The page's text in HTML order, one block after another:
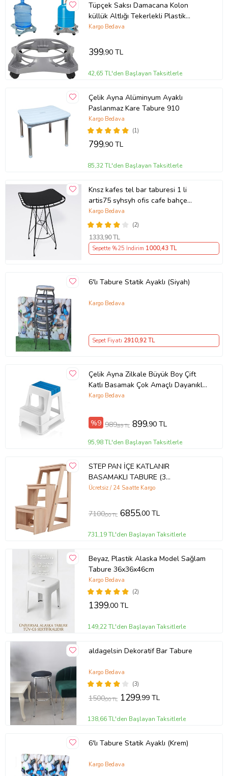
Tüpçek Saksı Damacana Kolon
küllük Altlığı Tekerlekli Plastik
Tüpçek-5663
Kargo Bedava
399,90 TL
42,65 TL'den Başlayan Taksitlerle
Çelik Ayna Alüminyum Ayaklı
Paslanmaz Kare Tabure 910
(1)
Kargo Bedava
799,90 TL
85,32 TL'den Başlayan Taksitlerle
Knsz kafes tel bar taburesi 1 li
artis75 syhsyh ofis cafe bahçe
mutfak
(2)
Kargo Bedava
1333,90 TL
Sepette %25 İndirim 1000,43 TL
6'lı Tabure Statik Ayaklı (Siyah)
Kargo Bedava
Sepet Fiyatı 2910,92 TL
Çelik Ayna Zilkale Büyük Boy Çift
Katlı Basamak Çok Amaçlı Dayanıklı
Tabure Beyaz+ Mavi-254
Kargo Bedava
%9 989,89 TL 899,90 TL
95,98 TL'den Başlayan Taksitlerle
STEP PAN İÇE KATLANIR
BASAMAKLI TABURE (3
BASAMAKLI) (Kahverengi)
Ücretsiz / 24 Saatte Kargo
7100,00 TL 6855,00 TL
731,19 TL'den Başlayan Taksitlerle
Beyaz, Plastik Alaska Model Sağlam
Tabure 36x36x46cm
(2)
Kargo Bedava
1399,00 TL
149,22 TL'den Başlayan Taksitlerle
aldagelsin Dekoratif Bar Tabure
(3)
Kargo Bedava
1500,00 TL 1299,99 TL
138,66 TL'den Başlayan Taksitlerle
6'lı Tabure Statik Ayaklı (Krem)
Kargo Bedava